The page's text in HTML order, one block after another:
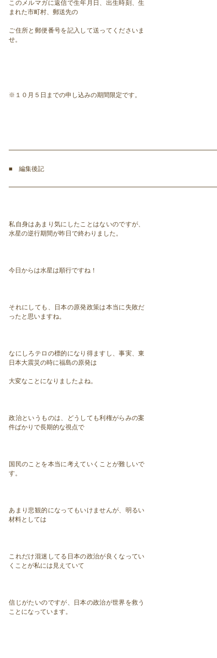
このメルマガに返信で生年月日、出生時刻、生
まれた市町村、郵送先の
ご住所と郵便番号を記入して送ってくださいま
せ。
※１０月５日までの申し込みの期間限定です。
■ 編集後記
私自身はあまり気にしたことはないのですが、
水星の逆行期間が昨日で終わりました。
今日からは水星は順行ですね！
それにしても、日本の原発政策は本当に失敗だ
ったと思いますね。
なにしろテロの標的になり得ますし、事実、東
日本大震災の時に福島の原発は
大変なことになりましたよね。
政治というものは、どうしても利権がらみの案
件ばかりで長期的な視点で
国民のことを本当に考えていくことが難しいで
す。
あまり悲観的になってもいけませんが、明るい
材料としては
これだけ混迷してる日本の政治が良くなってい
くことが私には見えていて
信じがたいのですが、日本の政治が世界を救う
ことになっています。